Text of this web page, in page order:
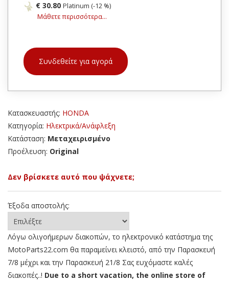
€ 30.80 Platinum (-12 %)
Μάθετε περισσότερα...
Συνδεθείτε για αγορά
Κατασκευαστής: HONDA
Κατηγορία: Ηλεκτρικά/Ανάφλεξη
Κατάσταση: Μεταχειρισμένο
Προέλευση: Original
Δεν βρίσκετε αυτό που ψάχνετε;
Έξοδα αποστολής:
Λόγω ολιγοήμερων διακοπών, το ηλεκτρονικό κατάστημα της
MotoParts22.com θα παραμείνει κλειστό, από την Παρασκευή
7/8 μέχρι και την Παρασκευή 21/8 Σας ευχόμαστε καλές
διακοπές..! Due to a short vacation, the online store of